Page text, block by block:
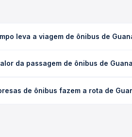
leva a viagem de ônibus de
de tráfego. Na Quero Passagem
da passagem de ônibus de
da compra. Na Quero Passagem
de ônibus fazem a rota de